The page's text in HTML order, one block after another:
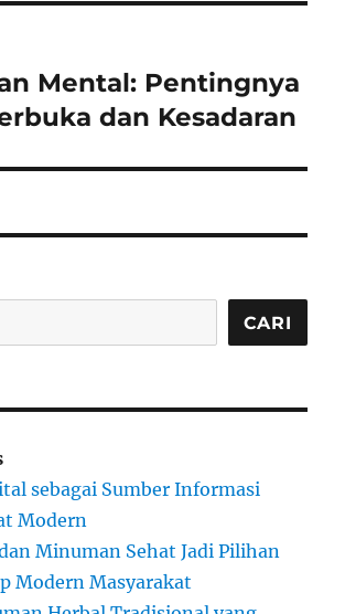
Mental: Pentingnya
dan Kesadaran
CARI
sebagai Sumber Informasi
Modern
Minuman Sehat Jadi Pilihan
Modern Masyarakat